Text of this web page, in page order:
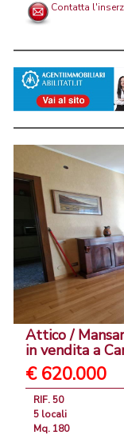
Contatta
Attico /
in vendita a
€ 620.000
RIF. 50
5 locali
Mq. 180